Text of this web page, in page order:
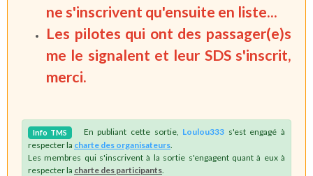
ne s'inscrivent qu'ensuite en liste...
Les pilotes qui ont des passager(e)s
me le signalent et leur SDS s'inscrit,
merci.
Info TMS En publiant cette sortie, Loulou333 s'est engagé à
respecter la charte des organisateurs
Les membres qui s'inscrivent à la sortie s'engagent quant à eux à
respecter la charte des participants